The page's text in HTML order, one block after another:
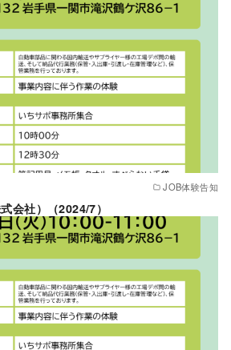
JOB体験告知
会社）（2024/7）